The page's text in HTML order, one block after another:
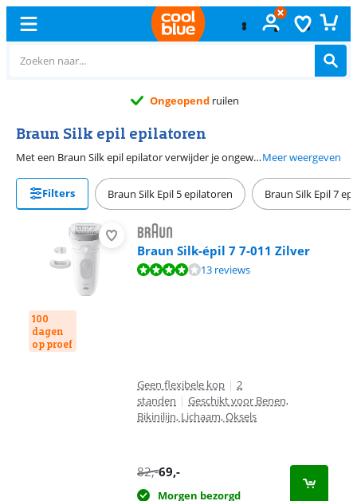
Ongeopend ruilen
Braun Silk epil epilatoren
Met een Braun Silk epil epilator verwijder je ongewenste haargroei op je benen, bikinilijn, oksels en het gezicht. Braun heeft verschillende productlijnen waaronder de Braun Silk Epil 9 en de Silk Epil 5. Een Braun epilator of epilady van wordt geleverd met verschillende opzetstukken voor bijvoorbeeld je gezicht of gevoelige zones. Bijna alle Braun epilatoren zijn waterdicht en gebruik je dus onder de douche of in bad.Meer weergeven
Filters Braun Silk Epil 5 epilatoren Braun Silk Epil 7
100
dagen
op proef
Braun Silk-épil 7 7-011 Zilver
Beoordeling is 8,2 van de 10, gebaseerd op 13 reviews.
13 reviews
Geen flexibele kop | 2
standen | Geschikt voor Benen,
Bikinilijn, Lichaam, Oksels
82,-69,-
Morgen bezorgd